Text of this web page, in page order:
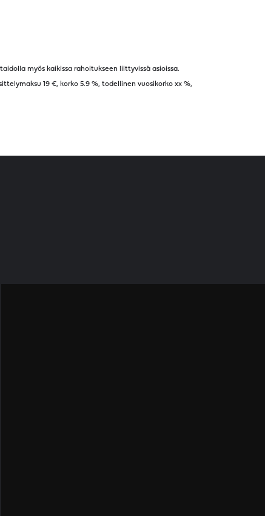
myös kaikissa rahoitukseen liittyvissä asioissa.
19 €, korko 5.9 %, todellinen vuosikorko xx %,